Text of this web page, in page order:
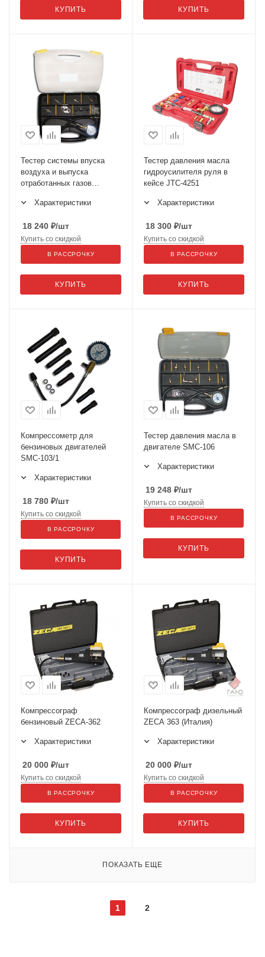
КУПИТЬ КУПИТЬ
Тестер системы впуска
воздуха и выпуска
отработанных газов
Характеристики
18 240 ₽/шт
КУПИТЬ
Купить со скидкой
В РАССРОЧКУ
Тестер давления масла
гидроусилителя руля в
кейсе JTC-4251
Характеристики
18 300 ₽/шт
КУПИТЬ
Купить со скидкой
В РАССРОЧКУ
Компрессометр для
бензиновых двигателей
SMC-103/1
Характеристики
18 780 ₽/шт
КУПИТЬ
Купить со скидкой
В РАССРОЧКУ
Тестер давления масла в
двигателе SMC-106
Характеристики
19 248 ₽/шт
КУПИТЬ
Купить со скидкой
В РАССРОЧКУ
Компрессограф
бензиновый ZECA-362
Характеристики
20 000 ₽/шт
КУПИТЬ
Купить со скидкой
В РАССРОЧКУ
Компрессограф дизельный
ZECA 363 (Италия)
Характеристики
20 000 ₽/шт
КУПИТЬ
Купить со скидкой
В РАССРОЧКУ
ПОКАЗАТЬ ЕЩЕ
1 2